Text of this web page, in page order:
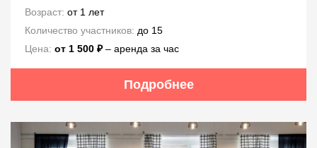
Возраст: от 1 лет
Количество участников: до 15
Цена: от 1 500 ₽– аренда за час
Подробнее